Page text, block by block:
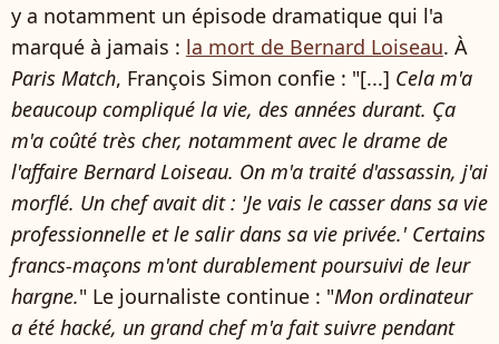
y a notamment un épisode dramatique qui l'a
marqué à jamais : la mort de Bernard Loiseau. À
Paris Match, François Simon confie : "[...] Cela m'a
beaucoup compliqué la vie, des années durant. Ça
m'a coûté très cher, notamment avec le drame de
l'affaire Bernard Loiseau. On m'a traité d'assassin, j'ai
morflé. Un chef avait dit : 'Je vais le casser dans sa vie
professionnelle et le salir dans sa vie privée.' Certains
francs-maçons m'ont durablement poursuivi de leur
hargne." Le journaliste continue : "Mon ordinateur
a été hacké, un grand chef m'a fait suivre pendant